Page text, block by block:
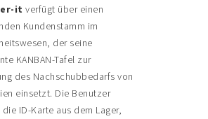
it verfügt über einen
Kundenstamm im
der seine
KANBAN-Tafel zur
des Nachschubbedarfs von
einsetzt. Die Benutzer
die ID-Karte aus dem Lager,